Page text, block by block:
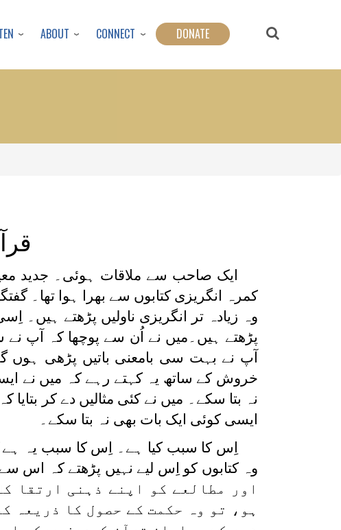
ABOUT CONNECT DONATE
ایک صاحب سے ملاقات ہوئی۔ جدید
کمرہ انگریزی کتابوں سے بھرا ہوا تھا۔
وہ زیادہ تر انگریزی ناولیں پڑھتے
پڑھتے ہیں۔میں نے اُن سے پوچھا کہ آپ نے
آپ نے بہت سی بامعنی باتیں پڑھی
خروش کے ساتھ یہ کہتے رہے کہ میں نے
نہ بتا سکے۔ میں نے کئی مثالیں دے کر
ایسی کوئی ایک بات بھی نہ بتا سکے۔
اِس کا سبب کیا ہے۔ اِس کا سبب یہ ہے
وہ کتابوں کو اِس لیے نہیں پڑھتے کہ اس
اور مطالعے کو اپنے ذہنی ارتقا
ہو، تو وہ حکمت کے حصول کا ذریعہ